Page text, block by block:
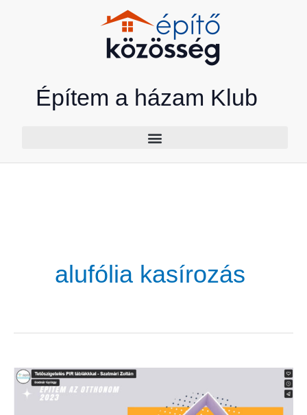
Építem a házam Klub
alufólia kasírozás
Tetőszigetelés
PIR